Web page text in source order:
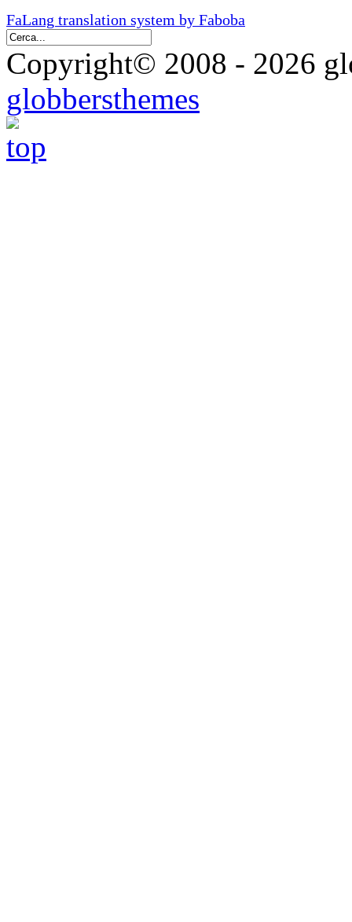
FaLang translation system by Faboba
Copyright© 2008 - 2026
globbersthemes